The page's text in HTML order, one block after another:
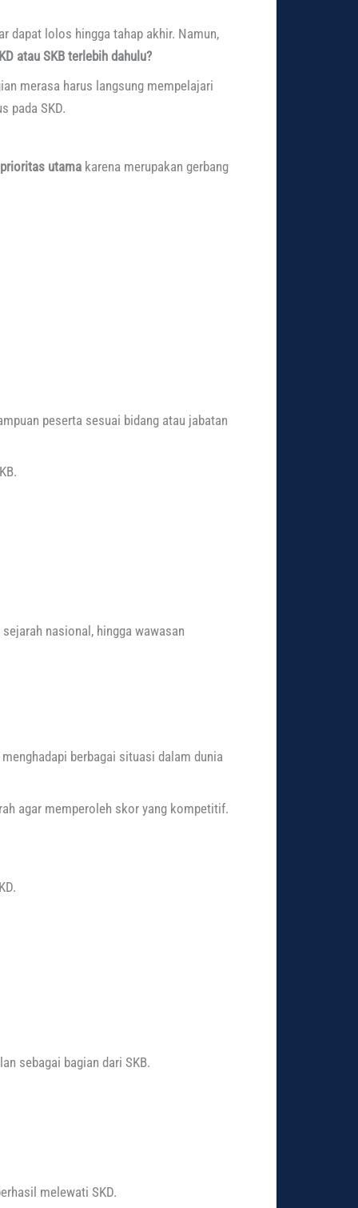
dapat lolos hingga tahap akhir. Namun,
atau SKB terlebih dahulu?
merasa harus langsung mempelajari
pada SKD.
utama karena merupakan gerbang
peserta sesuai bidang atau jabatan
nasional, hingga wawasan
berbagai situasi dalam dunia
agar memperoleh skor yang kompetitif.
sebagai bagian dari SKB.
melewati SKD.